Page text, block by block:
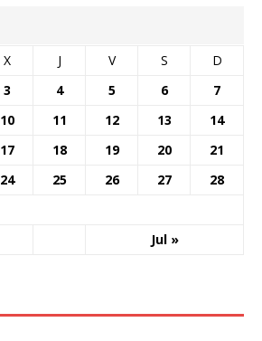
X J V S D
Jul »
3 4 5 6
7
10 11 12 13
14
17 18 19 20
21
24 25 26 27
28